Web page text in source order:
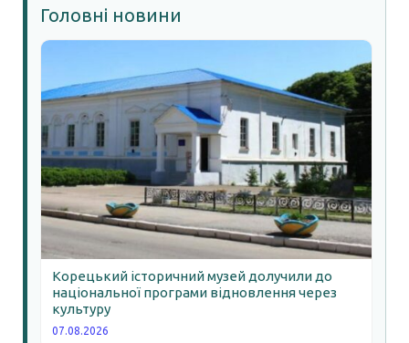
Головні новини
Корецький історичний музей долучили до
національної програми відновлення через
культуру
07.08.2026